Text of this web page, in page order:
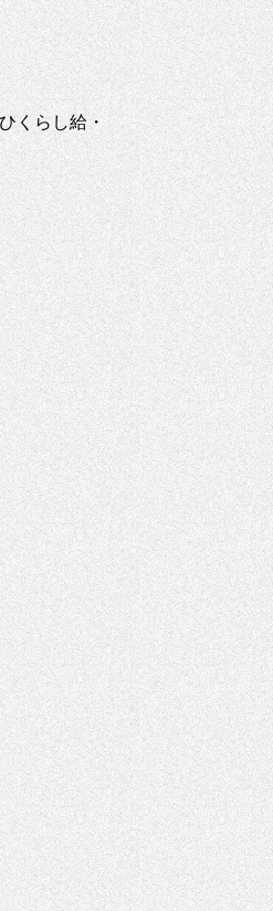
くらし給・